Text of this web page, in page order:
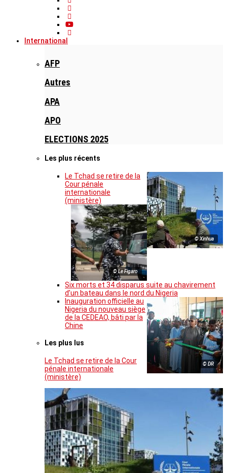
International
AFP
Autres
APA
APO
ELECTIONS 2025
Les plus récents
© Xinhua
Le Tchad se retire de la
Cour pénale
internationale
(ministère)
© Le Figaro
Six morts et 34 disparus suite au chavirement
d’un bateau dans le nord du Nigeria
© DR
Inauguration officielle au
Nigeria du nouveau siège
de la CEDEAO, bâti par la
Chine
Les plus lus
Le Tchad se retire de la Cour
pénale internationale
(ministère)